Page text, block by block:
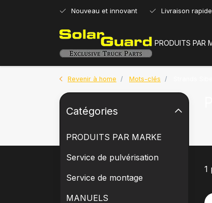
Nouveau et innovant Livraison rapide
PRODUITS PAR
Revenir à home Mots-clés
1
Catégories
PRODUITS PAR MARKE
Service de pulvérisation
Service de montage
MANUELS